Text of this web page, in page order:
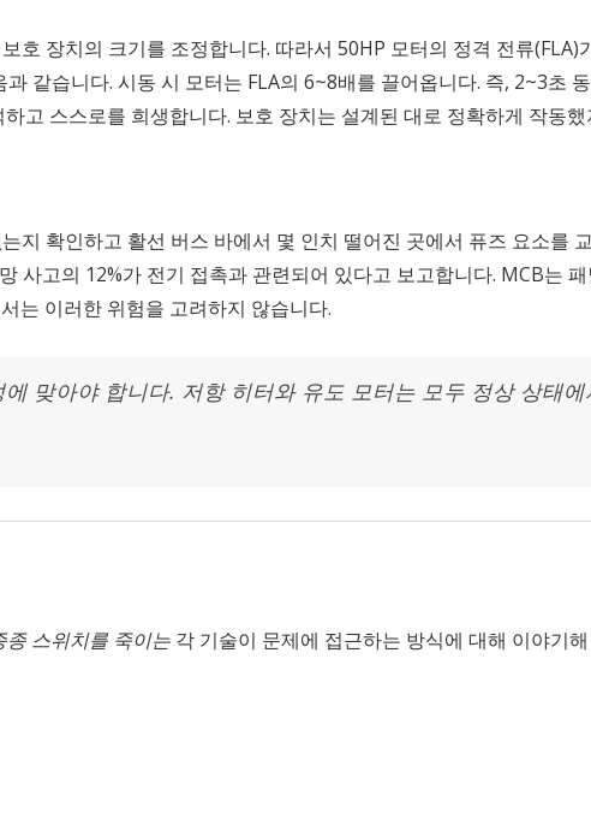
장치의 크기를 조정합니다. 따라서 50HP 모터의 정격 전류(FLA)
같습니다. 시동 시 모터는 FLA의 6~8배를 끌어옵니다. 즉, 2~3초
고 스스로를 희생합니다. 보호 장치는 설계된 대로 정확하게 작동
지 확인하고 활선 버스 바에서 몇 인치 떨어진 곳에서 퓨즈 요소를
고의 12%가 전기 접촉과 관련되어 있다고 보고합니다. MCB는
는 이러한 위험을 고려하지 않습니다.
맞아야 합니다. 저항 히터와 유도 모터는 모두 정상 상태
종 스위치를 죽이는 각 기술이 문제에 접근하는 방식에 대해 이야기